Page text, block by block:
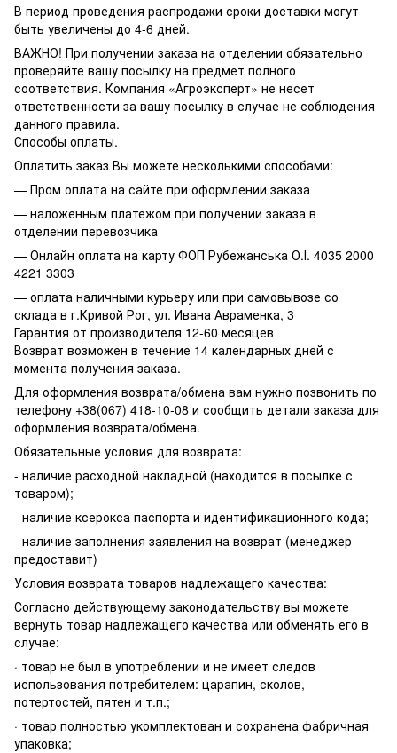
В период проведения распродажи сроки доставки могут
быть увеличены до 4-6 дней.
ВАЖНО! При получении заказа на отделении обязательно
проверяйте вашу посылку на предмет полного
соответствия. Компания «Агроэксперт» не несет
ответственности за вашу посылку в случае не соблюдения
данного правила.
Способы оплаты.
Оплатить заказ Вы можете несколькими способами:
— Пром оплата на сайте при оформлении заказа
— наложенным платежом при получении заказа в
отделении перевозчика
— Онлайн оплата на карту ФОП Рубежанська О.І. 4035 2000
4221 3303
— оплата наличными курьеру или при самовывозе со
склада в г.Кривой Рог, ул. Ивана Авраменка, 3
Гарантия от производителя 12-60 месяцев
Возврат возможен в течение 14 календарных дней с
момента получения заказа.
Для оформления возврата/обмена вам нужно позвонить по
телефону +38(067) 418-10-08 и сообщить детали заказа для
оформления возврата/обмена.
Обязательные условия для возврата:
- наличие расходной накладной (находится в посылке с
товаром);
- наличие ксерокса паспорта и идентификационного кода;
- наличие заполнения заявления на возврат (менеджер
предоставит)
Условия возврата товаров надлежащего качества:
Согласно действующему законодательству вы можете
вернуть товар надлежащего качества или обменять его в
случае:
· товар не был в употреблении и не имеет следов
использования потребителем: царапин, сколов,
потертостей, пятен и т.п.;
· товар полностью укомплектован и сохранена фабричная
упаковка;